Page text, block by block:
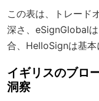
この表は、トレード
深さ、eSignGlobal
合、HelloSignは基本
イギリスのブロ
洞察